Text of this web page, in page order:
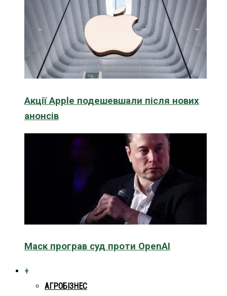
Акції Apple подешевшали після нових
анонсів
Маск програв суд проти OpenAI
+
АГРОБІЗНЕС